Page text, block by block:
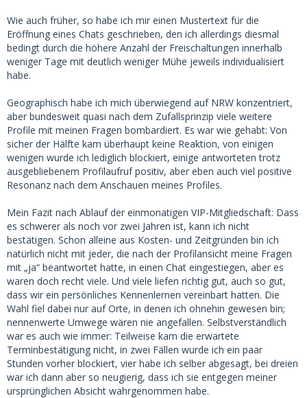
Wie auch früher, so habe ich mir einen Mustertext für die
Eröffnung eines Chats geschrieben, den ich allerdings diesmal
bedingt durch die höhere Anzahl der Freischaltungen innerhalb
weniger Tage mit deutlich weniger Mühe jeweils individualisiert
habe.
Geographisch habe ich mich überwiegend auf NRW konzentriert,
aber bundesweit quasi nach dem Zufallsprinzip viele weitere
Profile mit meinen Fragen bombardiert. Es war wie gehabt: Von
sicher der Hälfte kam überhaupt keine Reaktion, von einigen
wenigen wurde ich lediglich blockiert, einige antworteten trotz
ausgebliebenem Profilaufruf positiv, aber eben auch viel positive
Resonanz nach dem Anschauen meines Profiles.
Mein Fazit nach Ablauf der einmonatigen VIP-Mitgliedschaft: Dass
es schwerer als noch vor zwei Jahren ist, kann ich nicht
bestätigen. Schon alleine aus Kosten- und Zeitgründen bin ich
natürlich nicht mit jeder, die nach der Profilansicht meine Fragen
mit „ja“ beantwortet hatte, in einen Chat eingestiegen, aber es
waren doch recht viele. Und viele liefen richtig gut, auch so gut,
dass wir ein persönliches Kennenlernen vereinbart hatten. Die
Wahl fiel dabei nur auf Orte, in denen ich ohnehin gewesen bin;
nennenwerte Umwege wären nie angefallen. Selbstverständlich
war es auch wie immer: Teilweise kam die erwartete
Terminbestätigung nicht, in zwei Fällen wurde ich ein paar
Stunden vorher blockiert, vier habe ich selber abgesagt, bei dreien
war ich dann aber so neugierig, dass ich sie entgegen meiner
ursprünglichen Absicht wahrgenommen habe.